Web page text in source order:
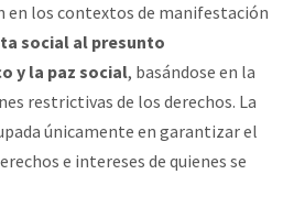
en los contextos de manifestación
social al presunto
y la paz social, basándose en la
restrictivas de los derechos. La
únicamente en garantizar el
e intereses de quienes se